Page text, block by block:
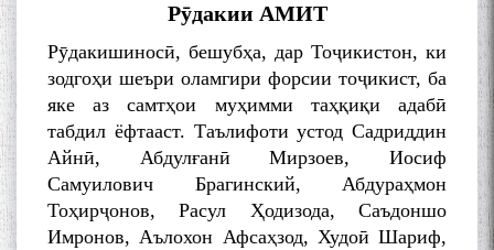
Рӯдакии АМИТ
Рӯдакишиносӣ, бешубҳа, дар Тоҷикистон, ки
зодгоҳи шеъри оламгири форсии тоҷикист, ба
яке аз самтҳои муҳимми таҳқиқи адабӣ
табдил ёфтааст. Таълифоти устод Садриддин
Айнӣ, Абдулғанӣ Мирзоев, Иосиф
Самуилович Брагинский, Абдураҳмон
Тоҳирҷонов, Расул Ҳодизода, Саъдоншо
Имронов, Аълохон Афсаҳзод, Худоӣ Шариф,